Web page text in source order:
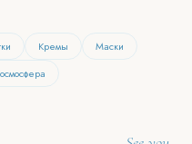
Кремы
Маски